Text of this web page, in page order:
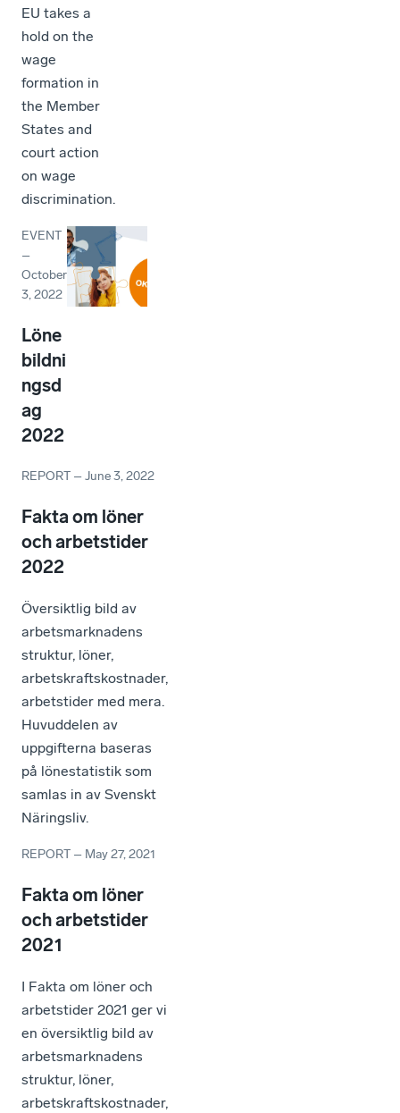
EU takes a
hold on the
wage
formation in
the Member
States and
court action
on wage
discrimination.
EVENT
–
October
3, 2022
Löne
bildni
ngsd
ag
2022
REPORT –June 3, 2022
Fakta om löner
och arbetstider
2022
Översiktlig bild av
arbetsmarknadens
struktur, löner,
arbetskraftskostnader,
arbetstider med mera.
Huvuddelen av
uppgifterna baseras
på lönestatistik som
samlas in av Svenskt
Näringsliv.
REPORT – May 27, 2021
Fakta om löner
och arbetstider
2021
I Fakta om löner och
arbetstider 2021 ger vi
en översiktlig bild av
arbetsmarknadens
struktur, löner,
arbetskraftskostnader,